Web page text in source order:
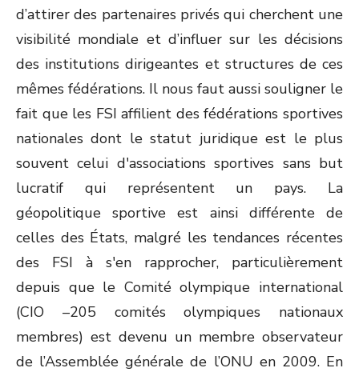
d’attirer des partenaires privés qui cherchent une
visibilité mondiale et d’influer sur les décisions
des institutions dirigeantes et structures de ces
mêmes fédérations. Il nous faut aussi souligner le
fait que les FSI affilient des fédérations sportives
nationales dont le statut juridique est le plus
souvent celui d'associations sportives sans but
lucratif qui représentent un pays. La
géopolitique sportive est ainsi différente de
celles des États, malgré les tendances récentes
des FSI à s'en rapprocher, particulièrement
depuis que le Comité olympique international
(CIO –205 comités olympiques nationaux
membres) est devenu un membre observateur
de l’Assemblée générale de l’ONU en 2009. En